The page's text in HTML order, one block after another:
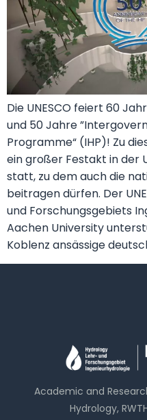
Die UNESCO feiert 60
und 50 Jahre
Programme“ (IHP)! Zu
ein großer Festakt in der
statt, zu dem auch die
beitragen dürfen. Der
und Forschungsgebiets
Aachen University
Koblenz ansässige
Academic and
Hydrology,